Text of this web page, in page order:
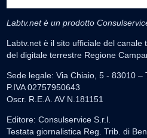
Labtv.net è un prodotto
Labtv.net è il sito ufficiale del canale
del digitale terrestre Regione
Sede legale: Via Chiaio, 5 - 83010 –
P.IVA 02757950643
Oscr. R.E.A. AV N.181151
Editore: Consulservice S.r.l.
Testata giornalistica Reg. Trib. di